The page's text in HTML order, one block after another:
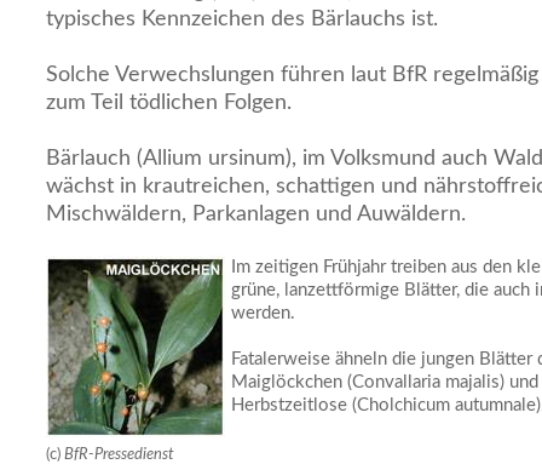
typisches Kennzeichen des Bärlauchs ist.
Solche Verwechslungen führen laut BfR
zum Teil tödlichen Folgen.
Bärlauch (Allium ursinum), im Volksmund auch
wächst in krautreichen, schattigen und
Mischwäldern, Parkanlagen und Auwäldern.
Im zeitigen Frühjahr treiben aus den
grüne, lanzettförmige Blätter, die auch
werden.
Fatalerweise ähneln die jungen
Maiglöckchen (Convallaria majalis)
Herbstzeitlose (Cholchicum
(c) BfR-Pressedienst